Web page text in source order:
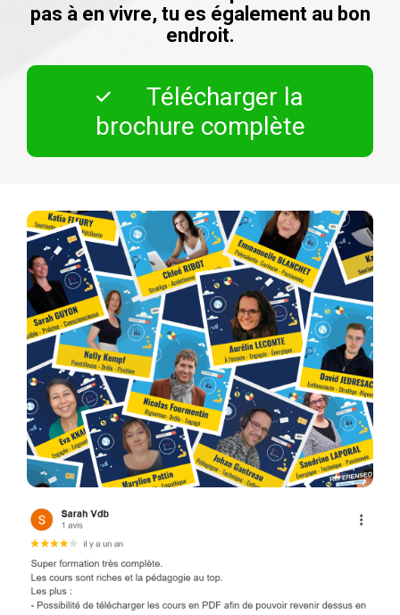
pas à en vivre, tu es également au bon
endroit.
Télécharger la
brochure complète